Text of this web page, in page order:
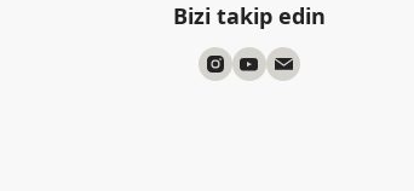
Bizi takip edin